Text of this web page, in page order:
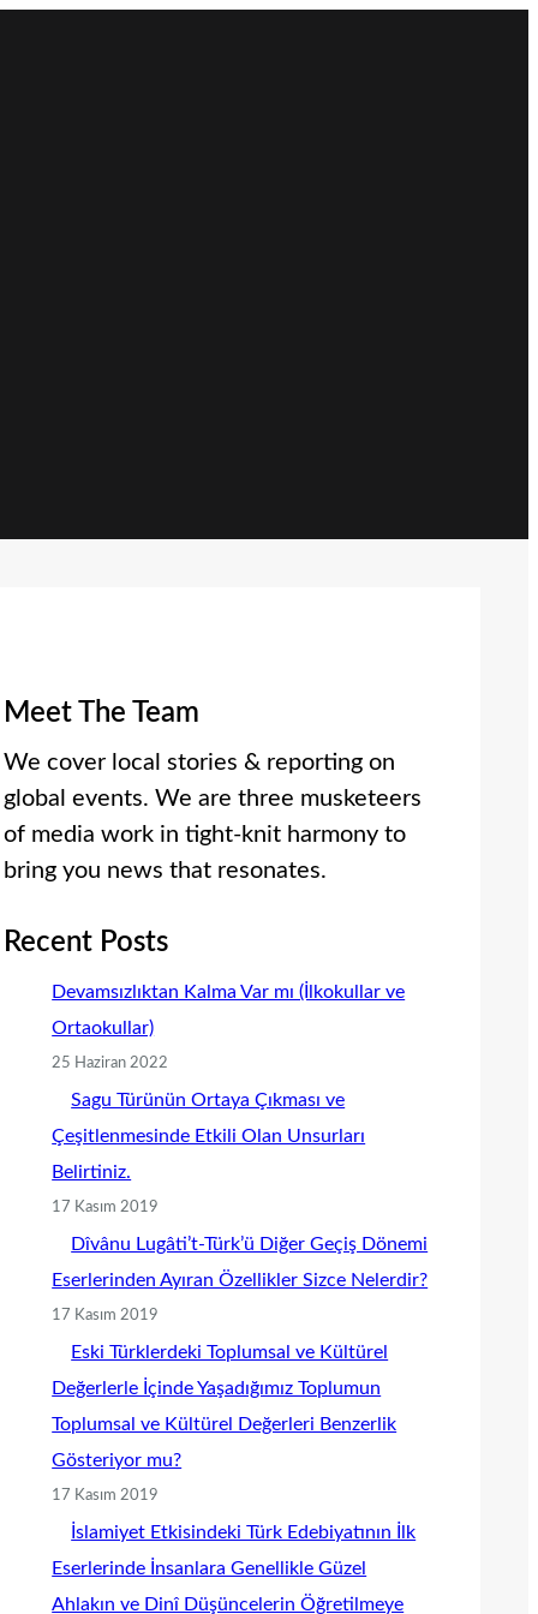
Meet The Team
We cover local stories & reporting on
global events. We are three musketeers
of media work in tight-knit harmony to
bring you news that resonates.
Recent Posts
Devamsızlıktan Kalma Var mı (İlkokullar ve
Ortaokullar)
25 Haziran 2022
Sagu Türünün Ortaya Çıkması ve
Çeşitlenmesinde Etkili Olan Unsurları
Belirtiniz.
17 Kasım 2019
Dîvânu Lugâti’t-Türk’ü Diğer Geçiş Dönemi
Eserlerinden Ayıran Özellikler Sizce Nelerdir?
17 Kasım 2019
Eski Türklerdeki Toplumsal ve Kültürel
Değerlerle İçinde Yaşadığımız Toplumun
Toplumsal ve Kültürel Değerleri Benzerlik
Gösteriyor mu?
17 Kasım 2019
İslamiyet Etkisindeki Türk Edebiyatının İlk
Eserlerinde İnsanlara Genellikle Güzel
Ahlakın ve Dinî Düşüncelerin Öğretilmeye